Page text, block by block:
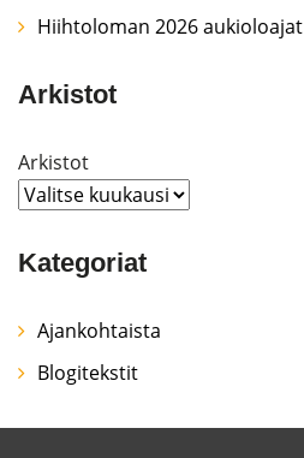
Hiihtoloman 2026 aukioloajat
Arkistot
Arkistot
Kategoriat
Ajankohtaista
Blogitekstit